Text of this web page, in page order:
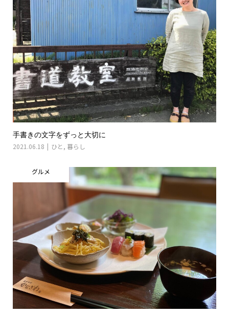
手書きの文字をずっと大切に
2021.06.18 ひと , 暮らし
グルメ